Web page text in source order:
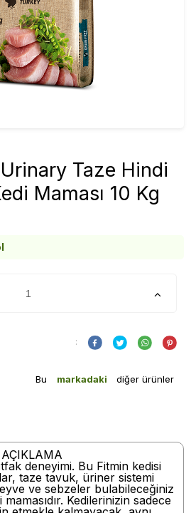
Taze Hindi
Maması 10 Kg
:
Bu markadaki diğer ürünler
AÇIKLAMA
deneyimi. Bu Fitmin kedisi
taze tavuk, üriner sistemi
ve sebzeler bulabileceğiniz
Kedilerinizin sadece